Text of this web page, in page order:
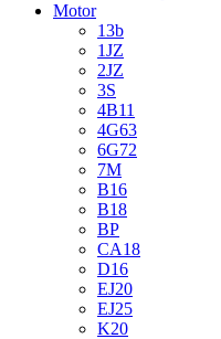
Motor
13b
1JZ
2JZ
3S
4B11
4G63
6G72
7M
B16
B18
BP
CA18
D16
EJ20
EJ25
K20